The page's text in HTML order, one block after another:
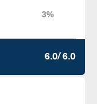
6.0/ 6.0